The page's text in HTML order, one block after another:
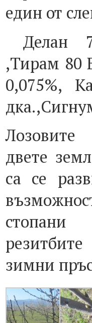
един от
Делан
,Тирам 80
0,075%,
двете
са се
зимни